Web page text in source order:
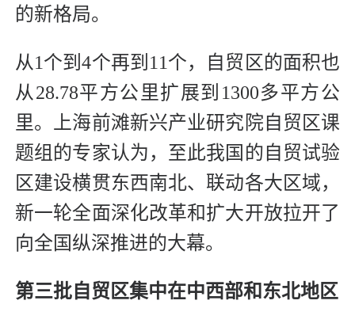
的新格局。
从1个到4个再到11个，自贸区的面积也
从28.78平方公里扩展到1300多平方公
里。上海前滩新兴产业研究院自贸区课
题组的专家认为，至此我国的自贸试验
区建设横贯东西南北、联动各大区域，
新一轮全面深化改革和扩大开放拉开了
向全国纵深推进的大幕。
第三批自贸区集中在中西部和东北地区